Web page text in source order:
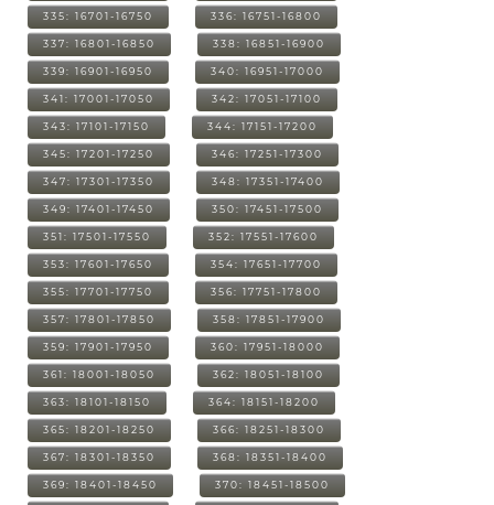
335: 16701-16750 336: 16751-16800
337: 16801-16850 338: 16851-16900
339: 16901-16950 340: 16951-17000
341: 17001-17050 342: 17051-17100
343: 17101-17150 344: 17151-17200
345: 17201-17250 346: 17251-17300
347: 17301-17350 348: 17351-17400
349: 17401-17450 350: 17451-17500
351: 17501-17550 352: 17551-17600
353: 17601-17650 354: 17651-17700
355: 17701-17750 356: 17751-17800
357: 17801-17850 358: 17851-17900
359: 17901-17950 360: 17951-18000
361: 18001-18050 362: 18051-18100
363: 18101-18150 364: 18151-18200
365: 18201-18250 366: 18251-18300
367: 18301-18350 368: 18351-18400
369: 18401-18450 370: 18451-18500